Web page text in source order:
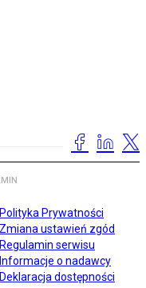
Polityka Prywatności
Zmiana ustawień zgód
Regulamin serwisu
Informacje o nadawcy
Deklaracja dostępności